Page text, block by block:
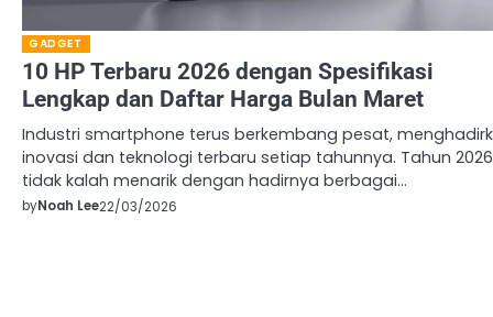
GADGET
10 HP Terbaru 2026 dengan Spesifikasi
Lengkap dan Daftar Harga Bulan Maret
Industri smartphone terus berkembang pesat,
inovasi dan teknologi terbaru setiap tahunnya. Tahun 2026
tidak kalah menarik dengan hadirnya berbagai…
byNoah Lee22/03/2026